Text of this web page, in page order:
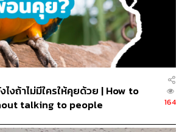
ไงถ้าไม่มีใครให้คุยด้วย | How to
talking to people
164